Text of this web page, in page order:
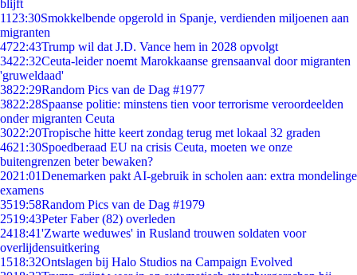
blijft
11 23:30Smokkelbende opgerold in Spanje, verdienden miljoenen aan
migranten
4722:43Trump wil dat J.D. Vance hem in 2028 opvolgt
3422:32Ceuta-leider noemt Marokkaanse grensaanval door migranten
'gruweldaad'
3822:29Random Pics van de Dag #1977
3822:28Spaanse politie: minstens tien voor terrorisme veroordeelden
onder migranten Ceuta
3022:20Tropische hitte keert zondag terug met lokaal 32 graden
4621:30Spoedberaad EU na crisis Ceuta, moeten we onze
buitengrenzen beter bewaken?
2021:01Denemarken pakt AI-gebruik in scholen aan: extra mondelinge
examens
3519:58Random Pics van de Dag #1979
2519:43Peter Faber (82) overleden
2418:41'Zwarte weduwes' in Rusland trouwen soldaten voor
overlijdensuitkering
1518:32Ontslagen bij Halo Studios na Campaign Evolved